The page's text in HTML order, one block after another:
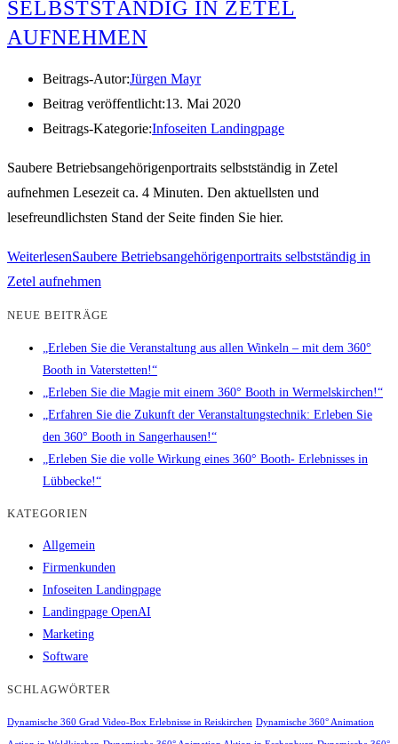
SELBSTSTÄNDIG IN ZETEL
AUFNEHMEN
Beitrags-Autor:Jürgen Mayr
Beitrag veröffentlicht:13. Mai 2020
Beitrags-Kategorie:Infoseiten Landingpage
Saubere Betriebsangehörigenportraits selbstständig in Zetel
aufnehmen Lesezeit ca. 4 Minuten. Den aktuellsten und
lesefreundlichsten Stand der Seite finden Sie hier.
WeiterlesenSaubere Betriebsangehörigenportraits selbstständig in
Zetel aufnehmen
NEUE BEITRÄGE
„Erleben Sie die Veranstaltung aus allen Winkeln – mit dem 360°
Booth in Vaterstetten!“
„Erleben Sie die Magie mit einem 360° Booth in Wermelskirchen!“
„Erfahren Sie die Zukunft der Veranstaltungstechnik: Erleben Sie
den 360° Booth in Sangerhausen!“
„Erleben Sie die volle Wirkung eines 360° Booth- Erlebnisses in
Lübbecke!“
KATEGORIEN
Allgemein
Firmenkunden
Infoseiten Landingpage
Landingpage OpenAI
Marketing
Software
SCHLAGWÖRTER
Dynamische 360 Grad Video-Box Erlebnisse in Reiskirchen Dynamische 360° Animation